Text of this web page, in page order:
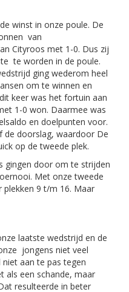
winst in onze poule. De
van
Cityroos met 1-0. Dus zij
te worden in de poule.
ging wederom heel
om te winnen en
keer was het fortuin aan
1-0 won. Daarmee was
en doelpunten voor.
de doorslag, waardoor De
op de tweede plek.
gingen door om te strijden
Met onze tweede
9 t/m 16. Maar
laatste wedstrijd en de
jongens niet veel
aan te pas tegen
als een schande, maar
resulteerde in beter